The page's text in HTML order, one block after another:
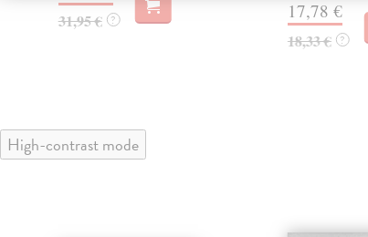
31,95 € ? 17,78 €
18,33 € ?
High-contrast mode